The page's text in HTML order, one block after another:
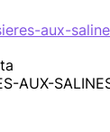
aux-
AUX-